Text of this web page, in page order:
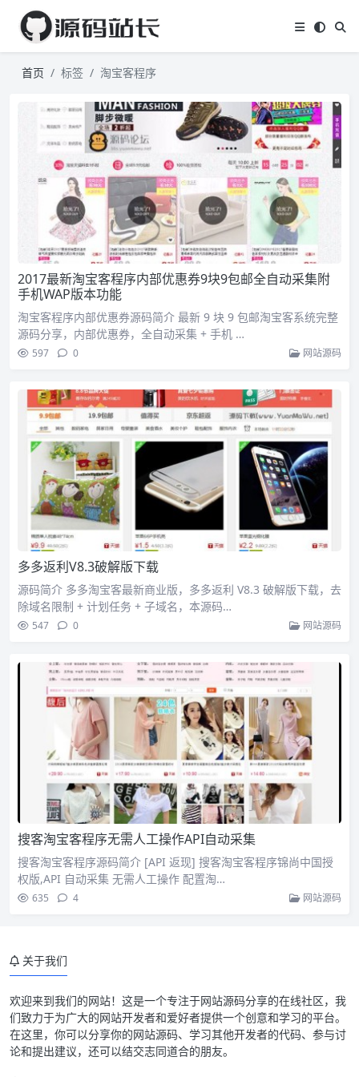
首页 标签 淘宝客程序
2017最新淘宝客程序内部优惠券9块9包邮全自动采集附
手机WAP版本功能
淘宝客程序内部优惠券源码简介 最新 9 块 9 包邮淘宝客系统完整
源码分享，内部优惠券，全自动采集 + 手机 …
597 0 网站源码
多多返利V8.3破解版下载
源码简介 多多淘宝客最新商业版，多多返利 V8.3 破解版下载，去
除域名限制 + 计划任务 + 子域名，本源码…
547 0 网站源码
搜客淘宝客程序无需人工操作API自动采集
搜客淘宝客程序源码简介 [API 返现] 搜客淘宝客程序锦尚中国授
权版,API 自动采集 无需人工操作 配置淘…
635 4 网站源码
关于我们
欢迎来到我们的网站！这是一个专注于网站源码分享的在线社区，我
们致力于为广大的网站开发者和爱好者提供一个创意和学习的平台。
在这里，你可以分享你的网站源码、学习其他开发者的代码、参与讨
论和提出建议，还可以结交志同道合的朋友。